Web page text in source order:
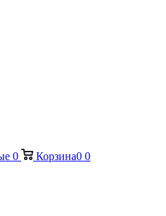
0 Корзина0 0